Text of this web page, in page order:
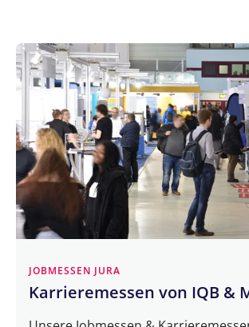
JOBMESSEN JURA
Karrieremessen von IQB &